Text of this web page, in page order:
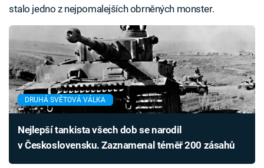
stalo jedno z nejpomalejších obrněných monster.
DRUHÁ SVĚTOVÁ VÁLKA
Nejlepší tankista všech dob se narodil
v Československu. Zaznamenal téměř 200 zásahů